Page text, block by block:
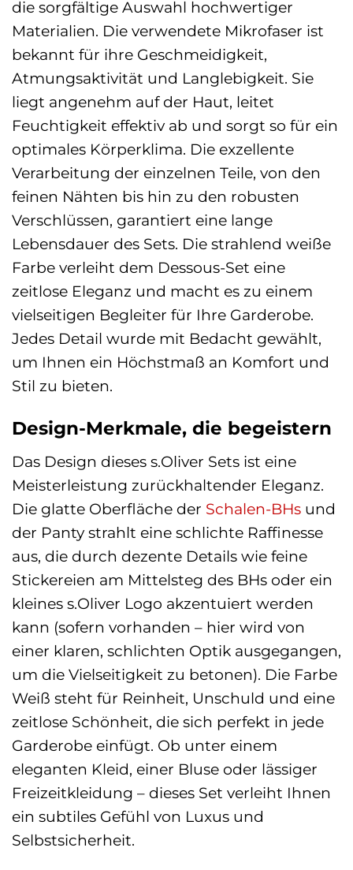
die sorgfältige Auswahl hochwertiger
Materialien. Die verwendete Mikrofaser ist
bekannt für ihre Geschmeidigkeit,
Atmungsaktivität und Langlebigkeit. Sie
liegt angenehm auf der Haut, leitet
Feuchtigkeit effektiv ab und sorgt so für ein
optimales Körperklima. Die exzellente
Verarbeitung der einzelnen Teile, von den
feinen Nähten bis hin zu den robusten
Verschlüssen, garantiert eine lange
Lebensdauer des Sets. Die strahlend weiße
Farbe verleiht dem Dessous-Set eine
zeitlose Eleganz und macht es zu einem
vielseitigen Begleiter für Ihre Garderobe.
Jedes Detail wurde mit Bedacht gewählt,
um Ihnen ein Höchstmaß an Komfort und
Stil zu bieten.
Design-Merkmale, die begeistern
Das Design dieses s.Oliver Sets ist eine
Meisterleistung zurückhaltender Eleganz.
Die glatte Oberfläche der Schalen-BHs und
der Panty strahlt eine schlichte Raffinesse
aus, die durch dezente Details wie feine
Stickereien am Mittelsteg des BHs oder ein
kleines s.Oliver Logo akzentuiert werden
kann (sofern vorhanden – hier wird von
einer klaren, schlichten Optik ausgegangen,
um die Vielseitigkeit zu betonen). Die Farbe
Weiß steht für Reinheit, Unschuld und eine
zeitlose Schönheit, die sich perfekt in jede
Garderobe einfügt. Ob unter einem
eleganten Kleid, einer Bluse oder lässiger
Freizeitkleidung – dieses Set verleiht Ihnen
ein subtiles Gefühl von Luxus und
Selbstsicherheit.